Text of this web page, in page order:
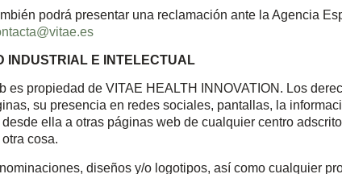
podrá presentar una reclamación ante la Agencia
INDUSTRIAL E INTELECTUAL
es propiedad de VITAE HEALTH INNOVATION. Los
su presencia en redes sociales, pantallas, la
ella a otras páginas web de cualquier centro
cosa.
diseños y/o logotipos, así como cualquier